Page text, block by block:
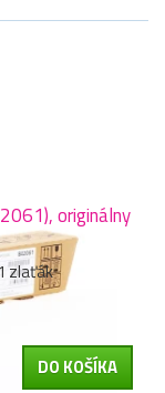
originálny
1 zlaťák
DO KOŠÍKA